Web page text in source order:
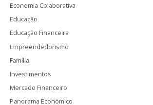
Economia Colaborativa
Educação
Educação Financeira
Empreendedorismo
Família
Investimentos
Mercado Financeiro
Panorama Econômico